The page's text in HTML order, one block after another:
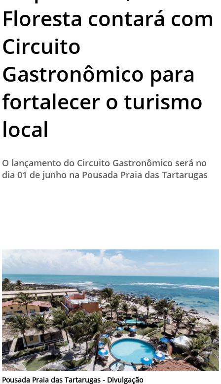
TESTADO E APROVADO
QUEM SOMOS - EQUIPE
CONTATO
Floresta contará com
Circuito
Gastronômico para
fortalecer o turismo
local
O lançamento do Circuito Gastronômico será no
dia 01 de junho na Pousada Praia das Tartarugas
Pousada Praia das Tartarugas - Divulgação